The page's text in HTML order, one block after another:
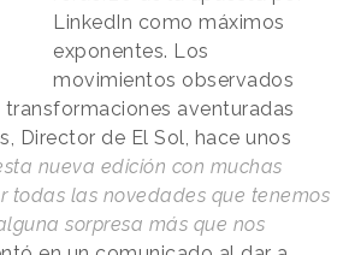
LinkedIn como máximos
exponentes. Los
movimientos observados
transformaciones aventuradas
Director de El Sol, hace unos
nueva edición con muchas
todas las novedades que tenemos
sorpresa más que nos